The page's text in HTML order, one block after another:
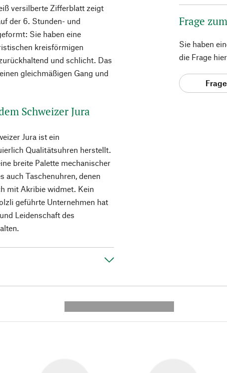
versilberte Zifferblatt zeigt
der 6. Stunden- und
Sie haben eine
kreisförmigen
und schlicht. Das
gleichmäßigen Gang und
Schweizer Jura
Jura ist ein
Qualitätsuhren herstellt.
breite Palette mechanischer
auch Taschenuhren, denen
mit Akribie widmet. Kein
geführte Unternehmen hat
Leidenschaft des
Frage
Sie haben
die Frage